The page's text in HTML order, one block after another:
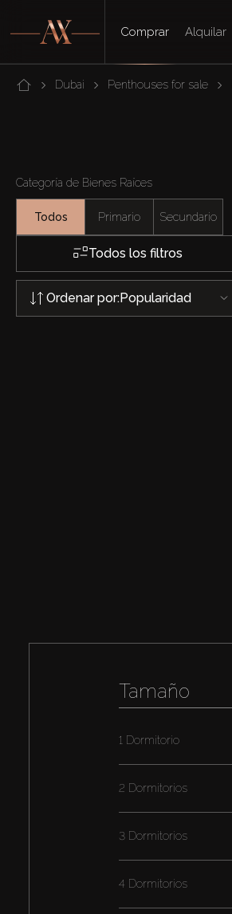
Comprar Alquilar
Dubai Penthouses for sale
Categoría de Bienes Raíces
Todos Primario Secundario
Todos los filtros
Ordenar por:Popularidad
Tamaño
1 Dormitorio
2 Dormitorios
3 Dormitorios
4 Dormitorios